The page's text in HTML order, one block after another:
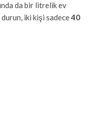
da bir litrelik ev
durun, iki kişi sadece40